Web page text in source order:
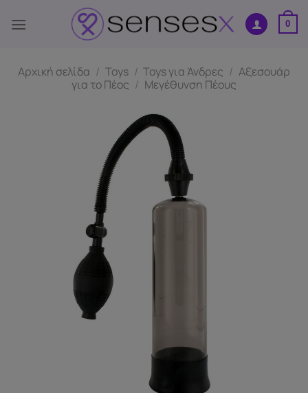
στο
0
Αρχική σελίδα / Toys / Toys για Άνδρες / Αξεσουάρ
για το Πέος / Μεγέθυνση Πέους